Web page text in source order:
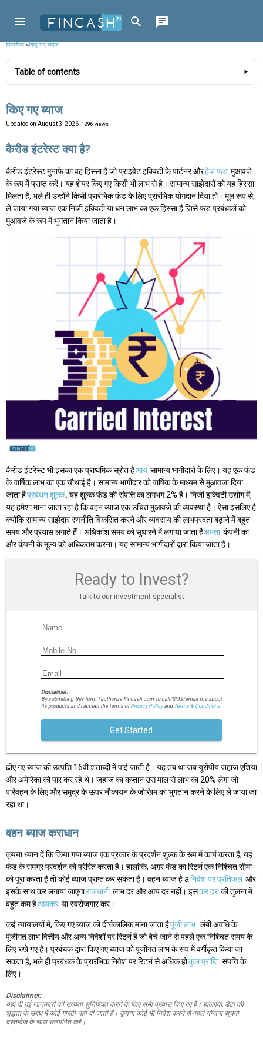
फिनकैश»किए गए ब्याज
Table of contents
किए गए ब्याज
Updated on August 3, 2026 , 1296 views
कैरीड इंटरेस्ट क्या है?
कैरीड इंटरेस्ट मुनाफे का वह हिस्सा है जो प्राइवेट इक्विटी के पार्टनर औरहेज फंड मुआवजे
के रूप में प्राप्त करें। यह शेयर किए गए किसी भी लाभ से है। सामान्य साझेदारों को यह हिस्सा
मिलता है, भले ही उन्होंने किसी प्रारंभिक फंड के लिए प्रारंभिक योगदान दिया हो। मूल रूप से,
ले जाया गया ब्याज एक निजी इक्विटी या धन लाभ का एक हिस्सा है जिसे फंड प्रबंधकों को
मुआवजे के रूप में भुगतान किया जाता है।
कैरीड इंटरेस्ट भी इसका एक प्राथमिक स्रोत हैआय सामान्य भागीदारों के लिए। यह एक फंड
के वार्षिक लाभ का एक चौथाई है। सामान्य भागीदार को वार्षिक के माध्यम से मुआवजा दिया
जाता हैप्रबंधन शुल्क . यह शुल्क फंड की संपत्ति का लगभग 2% है। निजी इक्विटी उद्योग में,
यह हमेशा माना जाता रहा है कि वहन ब्याज एक उचित मुआवजे की व्यवस्था है। ऐसा इसलिए है
क्योंकि सामान्य साझेदार रणनीति विकसित करने और व्यवसाय की लाभप्रदता बढ़ाने में बहुत
समय और प्रयास लगाते हैं। अधिकांश समय को सुधारने में लगाया जाता हैक्षमता कंपनी का
और कंपनी के मूल्य को अधिकतम करना। यह सामान्य भागीदारों द्वारा किया जाता है।
Ready to Invest?
Talk to our investment specialist
Disclaimer:
By submitting this form I authorize Fincash.com to call/SMS/email me about
its products and I accept the terms ofPrivacy Policyand Terms & Conditions.
Get Started
ढोए गए ब्याज की उत्पत्ति 16वीं शताब्दी में पाई जाती है। यह तब था जब यूरोपीय जहाज एशिया
और अमेरिका को पार कर रहे थे। जहाज का कप्तान उस माल से लाभ का 20% लेगा जो
परिवहन के लिए और समुद्र के ऊपर नौकायन के जोखिम का भुगतान करने के लिए ले जाया जा
रहा था।
वहन ब्याज कराधान
कृपया ध्यान दें कि किया गया ब्याज एक प्रकार के प्रदर्शन शुल्क के रूप में कार्य करता है, यह
फंड के समग्र प्रदर्शन को प्रेरित करता है। हालांकि, अगर फंड का रिटर्न एक निश्चित सीमा
को पूरा करता है तो कोई ब्याज प्राप्त कर सकता है। वहन ब्याज है aनिवेश पर प्रतिफल और
इसके साथ कर लगाया जाएगाराजधानी लाभ दर और आय दर नहीं। इसकर दर की तुलना में
बहुत कम हैआयकर या स्वरोजगार कर।
कई न्यायालयों में, किए गए ब्याज को दीर्घकालिक माना जाता हैपूंजी लाभ. लंबी अवधि के
पूंजीगत लाभ वित्तीय और अन्य निवेशों पर रिटर्न हैं जो बेचे जाने से पहले एक निश्चित समय के
लिए रखे गए हैं। प्रबंधक द्वारा किए गए ब्याज को पूंजीगत लाभ के रूप में वर्गीकृत किया जा
सकता है, भले ही प्रबंधक के प्रारंभिक निवेश पर रिटर्न से अधिक होकुल प्राप्ति संपत्ति के
लिए।
Disclaimer:
यहां दी गई जानकारी की सत्यता सुनिश्चित करने के लिए सभी प्रयास किए गए हैं। हालांकि, डेटा की
शुद्धता के संबंध में कोई गारंटी नहीं दी जाती है। कृपया कोई भी निवेश करने से पहले योजना सूचना
दस्तावेज के साथ सत्यापित करें।